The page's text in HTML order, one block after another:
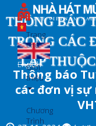
đến
nội
dung
English
Trang
chủ
Giới
thiệu
Chương
Trình
THÔNG BÁO
TRONG CÁC
LẬP
Thông báo
các đơn vị